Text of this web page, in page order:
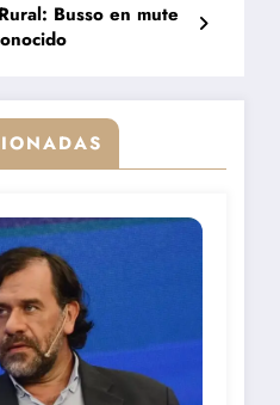
Busso en mute